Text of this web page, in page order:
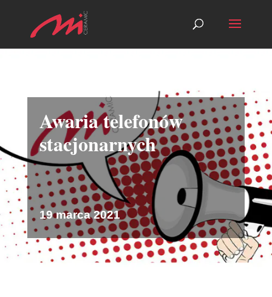
Awaria telefonów
stacjonarnych
19 marca 2021